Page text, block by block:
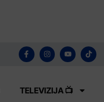
TELEVIZIJA 📺